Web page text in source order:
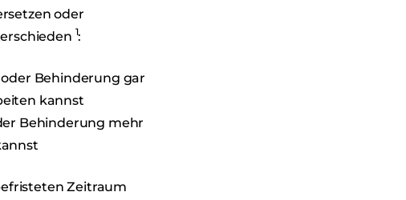
oder
1:
Behinderung gar
kannst
Behinderung mehr
Zeitraum